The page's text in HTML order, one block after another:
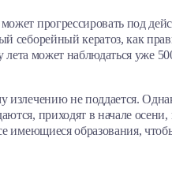
прогрессировать под
кератоз, как
может наблюдаться уже
излечению не поддается.
приходят в начале
имеющиеся образования,